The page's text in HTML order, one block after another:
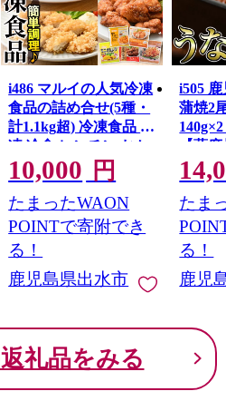
i486 マルイの人気冷凍
食品の詰め合せ(5種・
計1.1kg超) 冷凍食品 冷
凍 冷食 レンチン おか
ず チキン南蛮 オムレ
ツ 甘酢 唐揚げ ナゲッ
ト ササミ フライ チー
ズ レンジ お弁当 夕食
簡単調理 国産 お手軽
【マルイ食品】
10,000 円
たまったWAON
POINTで寄附でき
る！
鹿児島県出水市
i505
蒲焼2
【薩
たま
る！
鹿児
礼品をみる